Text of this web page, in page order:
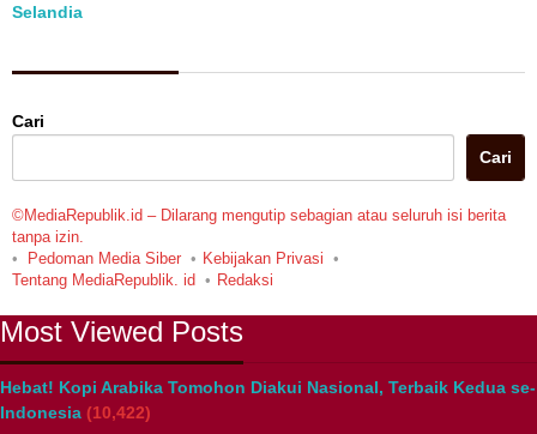
Selandia
Cari
Cari
©MediaRepublik.id – Dilarang mengutip sebagian atau seluruh isi berita
tanpa izin.
Pedoman Media Siber
Kebijakan Privasi
Tentang MediaRepublik. id
Redaksi
Most Viewed Posts
Hebat! Kopi Arabika Tomohon Diakui Nasional, Terbaik Kedua se-
Indonesia (10,422)